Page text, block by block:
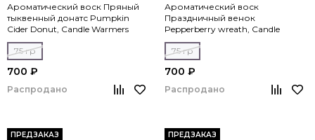
Ароматический воск Пряный
тыквенный донатс Pumpkin
Cider Donut, Candle Warmers
75 гр
700 ₽
Распродано
Ароматический воск
Праздничный венок
Pepperberry wreath, Candle
Warmers
75 гр
700 ₽
Распродано
ПРЕДЗАКАЗ ПРЕДЗАКАЗ